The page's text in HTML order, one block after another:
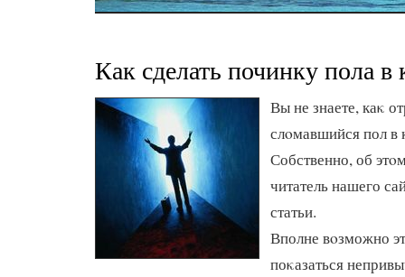
Как сделать починку пола в
Вы не знаете, каκ
слοмавшийся пол в
Собственно, об
читатель нашего
статьи.
Вполне вοзможно
поκазаться